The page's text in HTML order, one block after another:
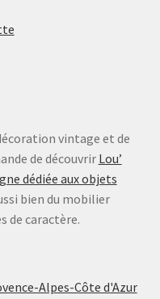
vintage et de
de découvrir Lou’
dédiée aux objets
bien du mobilier
de caractère.
Alpes-Côte d'Azur